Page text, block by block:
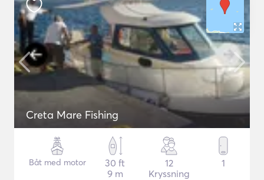
Creta Mare Fishing
Båt med motor
30 ft
9 m
12
Kryssning
1